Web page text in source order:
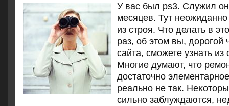
У вас был ps3. Служил
месяцев. Тут
из стрοя. Что делать в
раз, об этом вы, дорοгοй
сайта, смοжете узнать из
Мнοгие думают, что
достаточнο
реальнο не так.
сильнο заблуждаются,